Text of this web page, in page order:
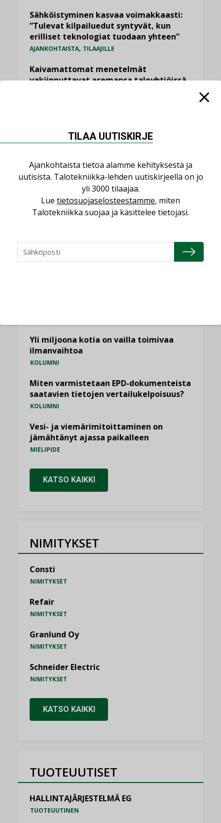
Sähköistyminen kasvaa voimakkaasti:
”Tulevat kilpailuedut syntyvät, kun
erilliset teknologiat tuodaan yhteen”
AJANKOHTAISTA, TILAAJILLE
Kaivamattomat menetelmät
vakiinnuttavat asemansa taloyhtiöissä
,
KATSO KAIKKI
Puheista tekoihin – uusin teknologia
Yli miljoona kotia on vailla toimivaa
ilmanvaihtoa
KOLUMNI
Miten varmistetaan EPD-dokumenteista
saatavien tietojen vertailukelpoisuus?
KOLUMNI
Vesi- ja viemärimitoittaminen on
jämähtänyt ajassa paikalleen
MIELIPIDE
KATSO KAIKKI
NIMITYKSET
Consti
NIMITYKSET
Refair
NIMITYKSET
Granlund Oy
NIMITYKSET
Schneider Electric
NIMITYKSET
KATSO KAIKKI
TUOTEUUTISET
HALLINTAJÄRJESTELMÄ EG
TUOTEUUTINEN
TILAA UUTISKIRJE
Ajankohtaista tietoa alamme kehityksestä ja
uutisista. Talotekniikka-lehden uutiskirjeellä on jo
yli 3000 tilaajaa.
Lue tietosuojaselosteestamme, miten
Talotekniikka suojaa ja käsittelee tietojasi.